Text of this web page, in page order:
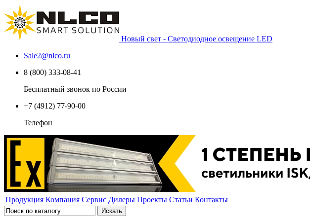
Новый свет - Светодиодное освещение LED
Sale2@nlco.ru
8 (800) 333-08-41
Бесплатный звонок по России
+7 (4912) 77-90-00
Телефон
Продукция Компания Сервис Дилеры Проекты Статьи Контакты